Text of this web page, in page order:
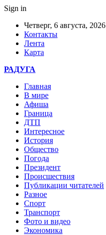
Sign in
Четверг, 6 августа, 2026
Контакты
Лента
Карта
РАДУГА
Главная
В мире
Афиша
Граница
ДТП
Интересное
История
Общество
Погода
Президент
Происшествия
Публикации читателей
Разное
Спорт
Транспорт
Фото и видео
Экономика